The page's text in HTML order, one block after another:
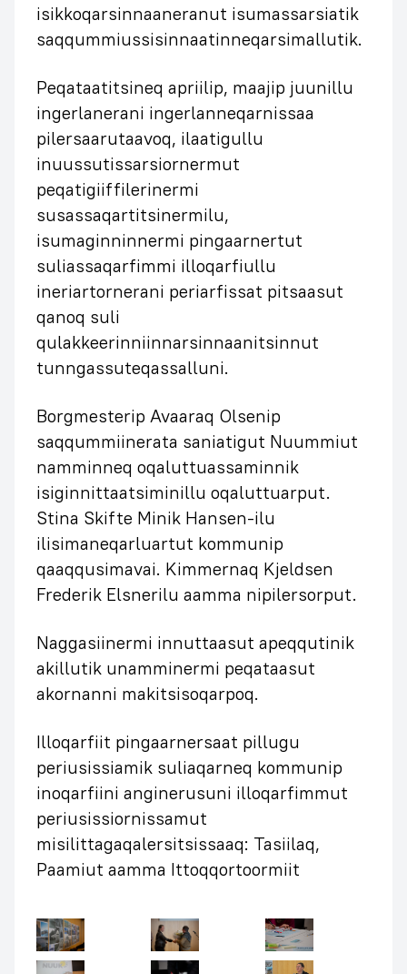
isikkoqarsinnaaneranut isumassarsiatik
saqqummiussisinnaatinneqarsimallutik.
Peqataatitsineq apriilip, maajip juunillu
ingerlanerani ingerlanneqarnissaa
pilersaarutaavoq, ilaatigullu
inuussutissarsiornermut
peqatigiiffilerinermi
susassaqartitsinermilu,
isumaginninnermi pingaarnertut
suliassaqarfimmi illoqarfiullu
ineriartornerani periarfissat pitsaasut
qanoq suli
qulakkeerinniinnarsinnaanitsinnut
tunngassuteqassalluni.
Borgmesterip Avaaraq Olsenip
saqqummiinerata saniatigut Nuummiut
namminneq oqaluttuassaminnik
isiginnittaatsiminillu oqaluttuarput.
Stina Skifte Minik Hansen-ilu
ilisimaneqarluartut kommunip
qaaqqusimavai. Kimmernaq Kjeldsen
Frederik Elsnerilu aamma nipilersorput.
Naggasiinermi innuttaasut apeqqutinik
akillutik unamminermi peqataasut
akornanni makitsisoqarpoq.
Illoqarfiit pingaarnersaat pillugu
periusissiamik suliaqarneq kommunip
inoqarfiini anginerusuni illoqarfimmut
periusissiornissamut
misilittagaqalersitsissaaq: Tasiilaq,
Paamiut aamma Ittoqqortoormiit